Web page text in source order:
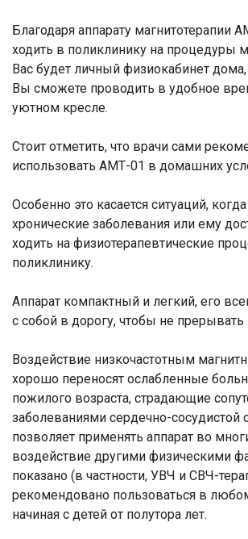
Благодаря аппарату магнитотерапии
ходить в поликлинику на процедуры
Вас будет личный физиокабинет
Вы сможете проводить в удобное
уютном кресле.
Стоит отметить, что врачи сами
использовать АМТ-01 в домашних
Особенно это касается ситуаций,
хронические заболевания или ему
ходить на физиотерапевтические
поликлинику.
Аппарат компактный и легкий, его
с собой в дорогу, чтобы не прерывать
Воздействие низкочастотным
хорошо переносят ослабленные
пожилого возраста, страдающие
заболеваниями сердечно-сосудистой
позволяет применять аппарат во
воздействие другими физическими
показано (в частности, УВЧ и СВЧ-
рекомендовано пользоваться в
начиная с детей от полутора лет.